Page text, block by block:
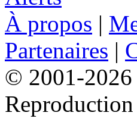
À propos |
Partenaires |
© 2001-2026